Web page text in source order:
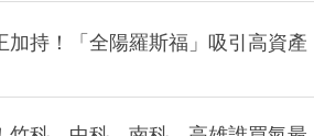
加持！「全陽羅斯福」吸引高資產